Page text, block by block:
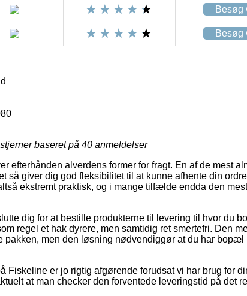
Besøg
Besøg
baseret på 40 anmeldelser
efterhånden alverdens former for fragt. En af de mest
så giver dig god fleksibilitet til at kunne afhente din
ekstremt praktisk, og i mange tilfælde endda den
dig for at bestille produkterne til levering til hvor du
regel et hak dyrere, men samtidig ret smertefri. Den
pakken, men den løsning nødvendiggør at du har bopæl
Fiskeline er jo rigtig afgørende forudsat vi har brug for
at man checker den forventede leveringstid på det